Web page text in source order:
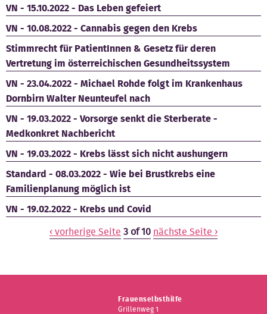
VN - 15.10.2022 - Das Leben gefeiert
VN - 10.08.2022 - Cannabis gegen den Krebs
Stimmrecht für PatientInnen & Gesetz für deren
Vertretung im österreichischen Gesundheitssystem
VN - 23.04.2022 - Michael Rohde folgt im Krankenhaus
Dornbirn Walter Neunteufel nach
VN - 19.03.2022 - Vorsorge senkt die Sterberate -
Medkonkret Nachbericht
VN - 19.03.2022 - Krebs lässt sich nicht aushungern
Standard - 08.03.2022 - Wie bei Brustkrebs eine
Familienplanung möglich ist
VN - 19.02.2022 - Krebs und Covid
‹ vorherige Seite 3 of 10 nächste Seite ›
Frauenselbsthilfe
Grillenweg 1